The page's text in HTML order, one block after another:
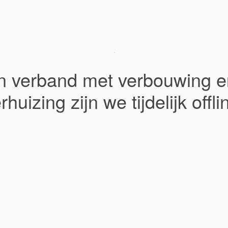
verband met verbouwing
zijn we tijdelijk